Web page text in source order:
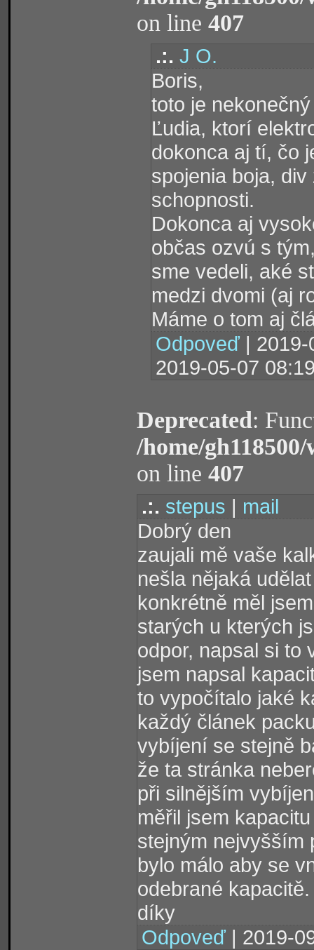
on line 407
.:. J O.
Boris,
toto je
Ľudia, ktorí
dokonca aj tí, čo
spojenia boja,
schopnosti.
Dokonca aj
občas ozvú s
sme vedeli, aké
medzi dvomi (aj
Máme o tom aj
Odpoveď |
2019-05-07
Deprecated:
/home/
on line 407
.:. stepus | mail
Dobrý den
zaujali mě vaše
nešla nějaká
konkrétně měl
starých u kterých
odpor, napsal si to
jsem napsal
to vypočítalo jaké
každý článek
vybíjení se stejně
že ta stránka
při silnějším
měřil jsem
stejným nejvyšším
bylo málo aby se
odebrané kapacitě.
díky
Odpoveď | 2019-